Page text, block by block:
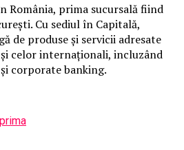
România, prima sucursală fiind
Cu sediul în Capitală,
de produse şi servicii adresate
celor internaţionali, incluzând
corporate banking.
prima